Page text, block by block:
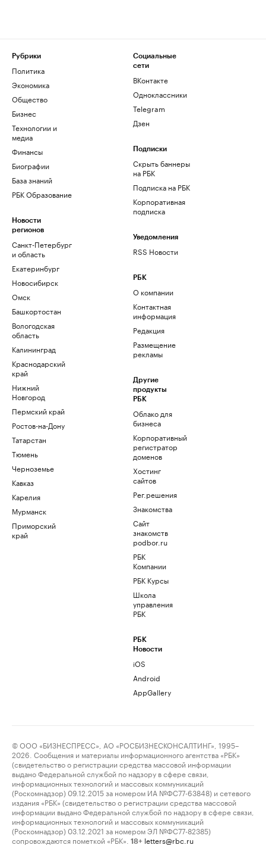
Рубрики
Политика
Экономика
Общество
Бизнес
Технологии и
медиа
Финансы
Биографии
База знаний
РБК Образование
Новости
регионов
Санкт-Петербург
и область
Екатеринбург
Новосибирск
Омск
Башкортостан
Вологодская
область
Калининград
Краснодарский
край
Нижний
Новгород
Пермский край
Ростов-на-Дону
Татарстан
Тюмень
Черноземье
Кавказ
Карелия
Мурманск
Приморский
край
Социальные
сети
ВКонтакте
Одноклассники
Telegram
Дзен
Подписки
Скрыть баннеры
на РБК
Подписка на РБК
Корпоративная
подписка
Уведомления
RSS Новости
РБК
О компании
Контактная
информация
Редакция
Размещение
рекламы
Другие
продукты
РБК
Облако для
бизнеса
Корпоративный
регистратор
доменов
Хостинг
сайтов
Рег.решения
Знакомства
Сайт
знакомств
podbor.ru
РБК
Компании
РБК Курсы
Школа
управления
РБК
РБК
Новости
iOS
Android
AppGallery
© ООО «БИЗНЕСПРЕСС», АО «РОСБИЗНЕСКОНСАЛТИНГ», 1995–
2026. Сообщения и материалы информационного агентства «РБК»
(свидетельство о регистрации средства массовой информации
выдано Федеральной службой по надзору в сфере связи,
информационных технологий и массовых коммуникаций
(Роскомнадзор) 09.12.2015 за номером ИА №ФС77-63848) и сетевого
издания «РБК» (свидетельство о регистрации средства массовой
информации выдано Федеральной службой по надзору в сфере связи,
информационных технологий и массовых коммуникаций
(Роскомнадзор) 03.12.2021 за номером ЭЛ №ФС77-82385)
сопровождаются пометкой «РБК».
18+ letters@rbc.ru